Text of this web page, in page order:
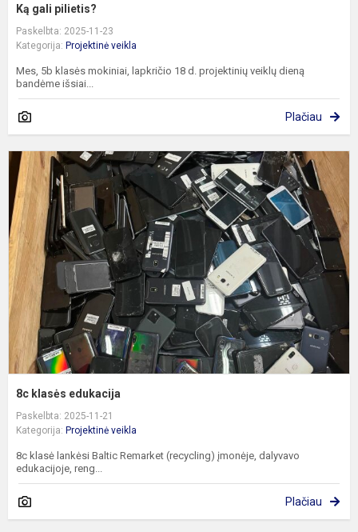
Ką gali pilietis?
Paskelbta: 2025-11-23
Kategorija: Projektinė veikla
Mes, 5b klasės mokiniai, lapkričio 18 d. projektinių veiklų dieną
bandėme išsiai...
Plačiau
8c klasės edukacija
Paskelbta: 2025-11-21
Kategorija: Projektinė veikla
8c klasė lankėsi Baltic Remarket (recycling) įmonėje, dalyvavo
edukacijoje, reng...
Plačiau